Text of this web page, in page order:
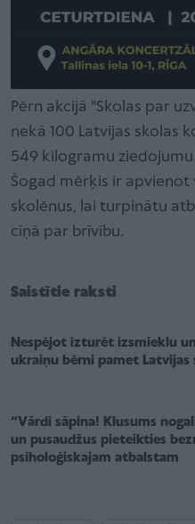
Pērn akcijā "Skolas par
nekā 100 Latvijas skolas
549 kilogramu
Šogad mērķis ir apvienot
skolēnus, lai turpinātu
cīņā par brīvību.
Saistītie raksti
Nespējot izturēt izsmieklu
ukraiņu bērni pamet Latvijas
“Vārdi sāpina! Klusums
un pusaudžus pieteikties
psiholoģiskajam atbalstam